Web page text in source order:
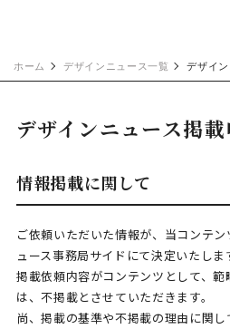
ホーム デザインニュース一覧 デザイ
デザインニュース掲
情報掲載に関して
ご依頼いただいた情報が、当コンテ
ュース事務局サイドにて決定いたしま
掲載依頼内容がコンテンツとして、
は、不掲載とさせていただきます。
尚、掲載の基準や不掲載の理由に関